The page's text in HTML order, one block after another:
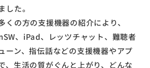
した。
くの方の支援機器の紹介により、
、iPad、レッツチャット、難聴者
ーン、指伝話などの支援機器やアプ
、生活の質がぐんと上がり、どんな